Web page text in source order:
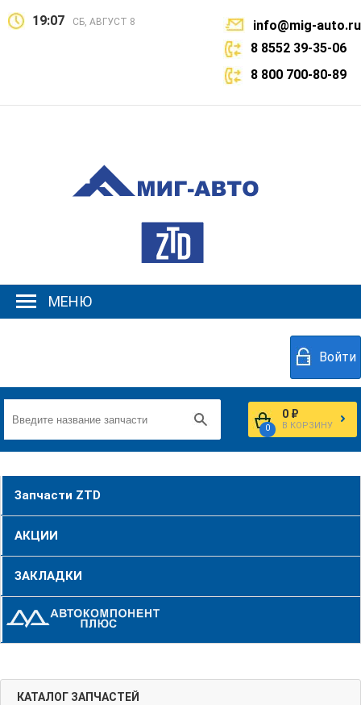
19:07 СБ, АВГУСТ 8
info@mig-auto.ru
8 8552 39-35-06
8 800 700-80-89
МЕНЮ
Войти
0
0 ₽
В КОРЗИНУ
Запчасти ZTD
АКЦИИ
ЗАКЛАДКИ
КАТАЛОГ ЗАПЧАСТЕЙ